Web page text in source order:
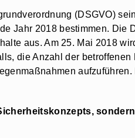
(DSGVO)
Jahr 2018 bestimmen. Die
aus. Am 25. Mai 2018
die Anzahl der betroffenen
aufzuführen.